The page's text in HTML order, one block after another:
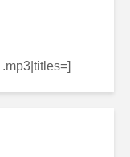
.mp3|titles=]